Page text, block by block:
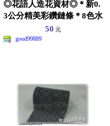
◎花語人造花資材◎＊新0.
3公分精美彩鑽鏈條＊8色水
鑽~八爪台~耳環~
50 元
good99889